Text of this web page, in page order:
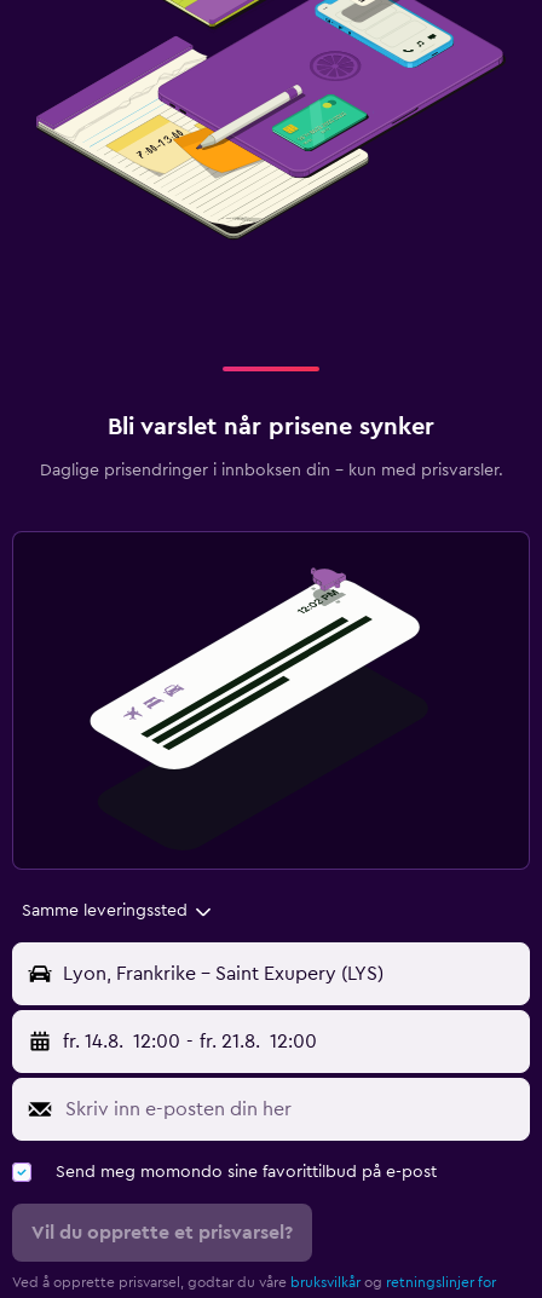
Bli varslet når prisene synker
Daglige prisendringer i innboksen din – kun med prisvarsler.
Samme leveringssted
Lyon, Frankrike - Saint Exupery (LYS)
fr. 14.8. 12:00 - fr. 21.8. 12:00
Send meg momondo sine favorittilbud på e-post
Vil du opprette et prisvarsel?
Ved å opprette prisvarsel, godtar du våre bruksvilkår og retningslinjer for